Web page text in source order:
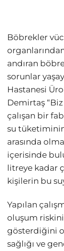
Böbrekler
andıran
sorunlar
Hastanesi
Demirtaş
çalışan bir
su
arasında
içerisinde
litreye kadar
kişilerin bu
Yapılan
oluşum riskini
gösterdiğini
sağlığı ve